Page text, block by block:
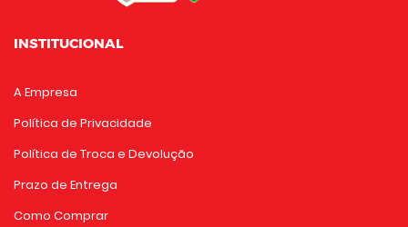
INSTITUCIONAL
A Empresa
Política de Privacidade
Política de Troca e Devolução
Prazo de Entrega
Como Comprar